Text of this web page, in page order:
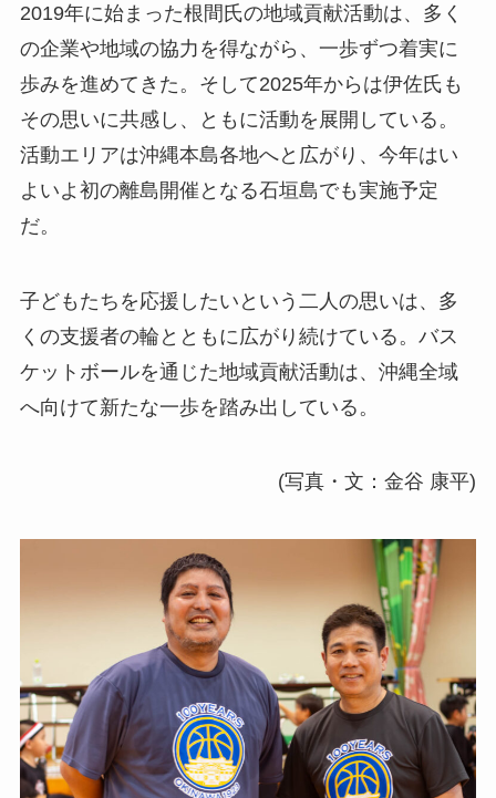
2019年に始まった根間氏の地域貢献活動は、多く
の企業や地域の協力を得ながら、一歩ずつ着実に
歩みを進めてきた。そして2025年からは伊佐氏も
その思いに共感し、ともに活動を展開している。
活動エリアは沖縄本島各地へと広がり、今年はい
よいよ初の離島開催となる石垣島でも実施予定
だ。
子どもたちを応援したいという二人の思いは、多
くの支援者の輪とともに広がり続けている。バス
ケットボールを通じた地域貢献活動は、沖縄全域
へ向けて新たな一歩を踏み出している。
(写真・文：金谷 康平)